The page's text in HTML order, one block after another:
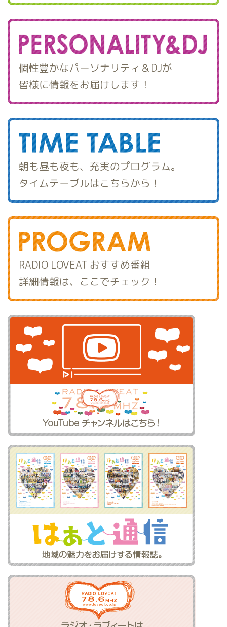
個性豊かなパーソナリティ＆DJが
皆様に情報をお届けします！
朝も昼も夜も、充実のプログラム。
タイムテーブルはこちらから！
RADIO LOVEAT おすすめ番組
詳細情報は、ここでチェック！